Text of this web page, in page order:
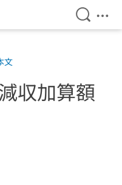
検索を
メ
文
収加算額